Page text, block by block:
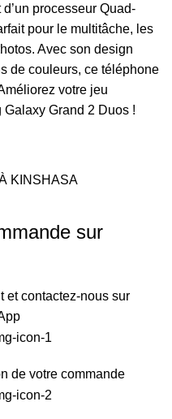
processeur Quad-
pour le multitâche, les
Avec son design
de couleurs, ce téléphone
votre jeu
Grand 2 Duos !
sur
et contactez-nous sur
de votre commande